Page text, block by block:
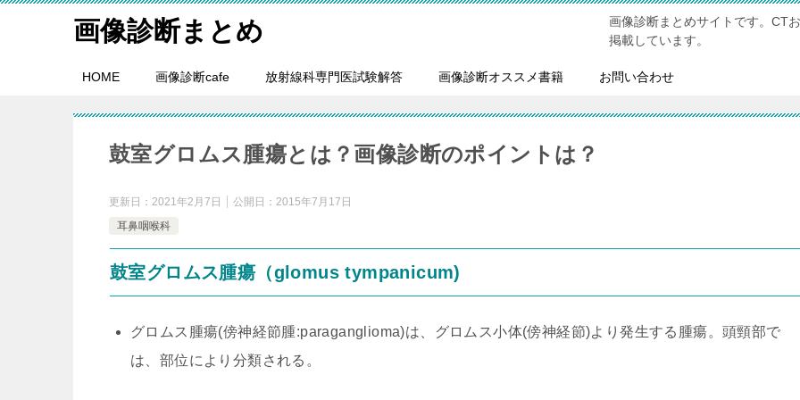
画像診断まとめ
画像診断まとめサイトです。CT
掲載しています。
HOME 画像診断cafe 放射線科専門医試験解答 画像診断オススメ書籍 お問い合わせ
鼓室グロムス腫瘍とは？画像診断のポイントは？
更新日： 2021年2月7日 公開日： 2015年7月17日
耳鼻咽喉科
鼓室グロムス腫瘍（glomus tympanicum)
グロムス腫瘍(傍神経節腫:paraganglioma)は、グロムス小体(傍神経節)より発生する腫瘍。頭頸部で
は、部位により分類される。